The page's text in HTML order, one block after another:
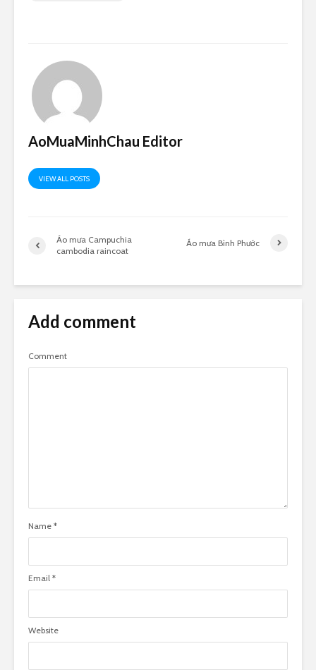
AoMuaMinhChau Editor
VIEW ALL POSTS
Áo mưa Campuchia
cambodia raincoat
Áo mưa Bình Phước
Add comment
Comment
Name *
Email *
Website